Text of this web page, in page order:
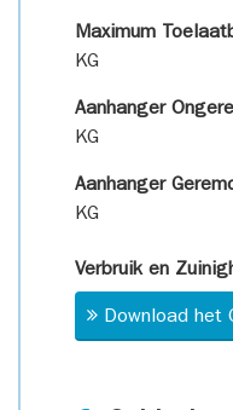
Maximum
KG
Aanhanger
KG
Aanhanger
KG
Verbruik en
Download het